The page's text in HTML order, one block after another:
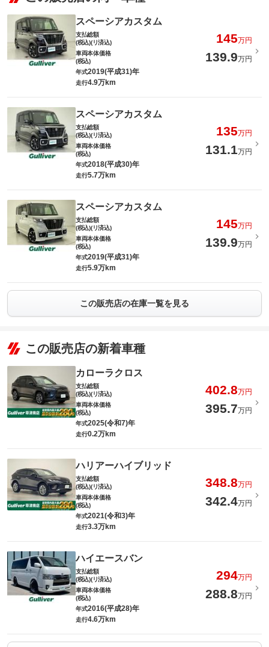
スペーシアカスタム
支払総額
(税込)(リ済込)
145万円
車両本体価格
(税込)
139.9万円
年式2019(平成31)年
走行4.9万km
スペーシアカスタム
支払総額
(税込)(リ済込)
135万円
車両本体価格
(税込)
131.1万円
年式2018(平成30)年
走行5.7万km
スペーシアカスタム
支払総額
(税込)(リ済込)
145万円
車両本体価格
(税込)
139.9万円
年式2019(平成31)年
走行5.9万km
この販売店の在庫一覧を見る
この販売店の新着車種
カローラクロス
支払総額
(税込)(リ済込)
402.8万円
車両本体価格
(税込)
395.7万円
年式2025(令和7)年
走行0.2万km
ハリアーハイブリッド
支払総額
(税込)(リ済込)
348.8万円
車両本体価格
(税込)
342.4万円
年式2021(令和3)年
走行3.3万km
ハイエースバン
支払総額
(税込)(リ済込)
294万円
車両本体価格
(税込)
288.8万円
年式2016(平成28)年
走行4.6万km